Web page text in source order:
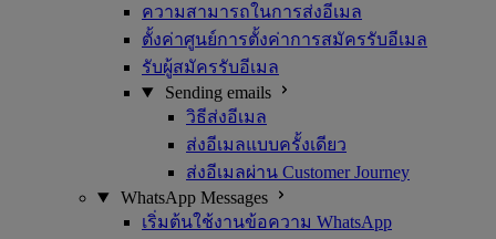
ความสามารถในการส่งอีเมล
ตั้งค่าศูนย์การตั้งค่าการสมัครรับอีเมล
รับผู้สมัครรับอีเมล
Sending emails
วิธีส่งอีเมล
ส่งอีเมลแบบครั้งเดียว
ส่งอีเมลผ่าน Customer Journey
WhatsApp Messages
เริ่มต้นใช้งานข้อความ WhatsApp